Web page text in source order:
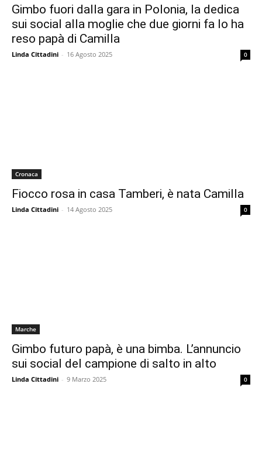
Gimbo fuori dalla gara in Polonia, la dedica
sui social alla moglie che due giorni fa lo ha
reso papà di Camilla
Linda Cittadini - 16 Agosto 2025 0
Cronaca
Fiocco rosa in casa Tamberi, è nata Camilla
Linda Cittadini - 14 Agosto 2025 0
Marche
Gimbo futuro papà, è una bimba. L’annuncio
sui social del campione di salto in alto
Linda Cittadini - 9 Marzo 2025 0